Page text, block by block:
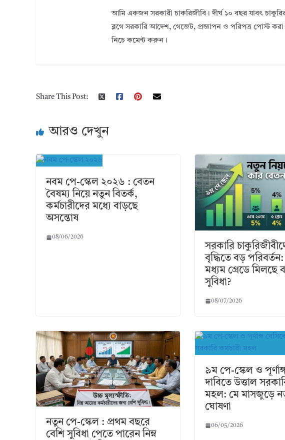
আমি একজন সরকারী চাকরিজীবি। দীর্ঘ ১০ বছর যাবৎ
ব্লগে সরকারি আদেশ, গেজেট, প্রজ্ঞাপন ও পরিপত্র পোস্ট
নিচে কমেন্ট করুন।
Share This Post:
আরও দেখুন
নবম পে-স্কেল ২০২৬ : বেতন
বৈষম্য নিয়ে নতুন বিতর্ক,
কর্মচারীদের মধ্যে বাড়ছে
অসন্তোষ
08/06/2026
সরকারি
বৃদ্ধিতে বড় পরিবর্তন:
মধ্যম গ্রেডে মিলছে
সুবিধা?
08/07/2026
নতুন পে-স্কেল : প্রথম বছরে
বেশি সুবিধা পেতে পারেন নিম্ন
৯ম পে-স্কেল ও
দাবিতে উত্তাল
মহল: মে মাসজুড়ে
ঘোষণা
06/05/2026